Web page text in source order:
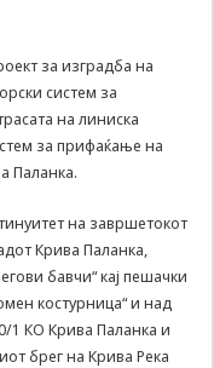
за изградба на
систем за
на линиска
за прифаќање на
Паланка.
на завршетокот
Крива Паланка,
бавчи“ кај пешачки
костурница“ и над
1 КО Крива Паланка и
брег на Крива Река
кои сте
нашата веб
Без
колачиња,
нема
може да Ви
колачиња
ќе
избришани